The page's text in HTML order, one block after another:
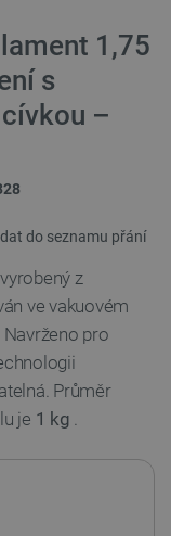
1,75
s
–
do seznamu přání
z
ve vakuovém
pro
Průměr
je 1 kg .